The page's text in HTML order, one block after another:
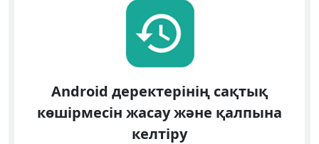
Android деректерінің сақтық
көшірмесін жасау және қалпына
келтіру